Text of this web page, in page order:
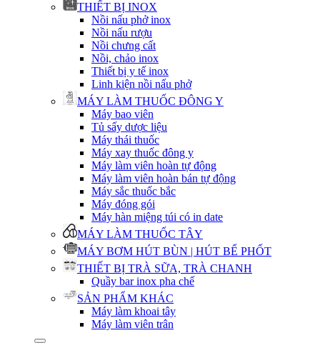
THIẾT BỊ INOX
Nồi nấu phở inox
Nồi nấu rượu
Nồi chưng cất
Nồi, chảo inox
Thiết bị y tế inox
Linh kiện nồi nấu phở
MÁY LÀM THUỐC ĐÔNG Y
Máy bao viên
Tủ sấy dược liệu
Máy thái thuốc
Máy xay thuốc đông y
Máy làm viên hoàn tự động
Máy làm viên hoàn bán tự động
Máy sắc thuốc bắc
Máy đóng gói
Máy hàn miệng túi có in date
MÁY LÀM THUỐC TÂY
MÁY BƠM HÚT BÙN | HÚT BỂ PHỐT
THIẾT BỊ TRÀ SỮA, TRÀ CHANH
Quầy bar inox pha chế
SẢN PHẨM KHÁC
Máy làm khoai tây
Máy làm viên trân